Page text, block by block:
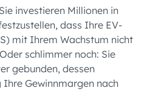
investieren Millionen in
dass Ihre EV-
mit Ihrem Wachstum nicht
schlimmer noch: Sie
gebunden, dessen
Gewinnmargen nach